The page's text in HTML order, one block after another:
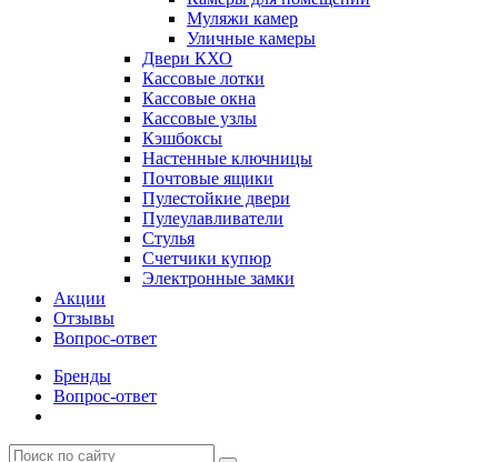
Муляжи камер
Уличные камеры
Двери КХО
Кассовые лотки
Кассовые окна
Кассовые узлы
Кэшбоксы
Настенные ключницы
Почтовые ящики
Пулестойкие двери
Пулеулавливатели
Стулья
Счетчики купюр
Электронные замки
Акции
Отзывы
Вопрос-ответ
Бренды
Вопрос-ответ